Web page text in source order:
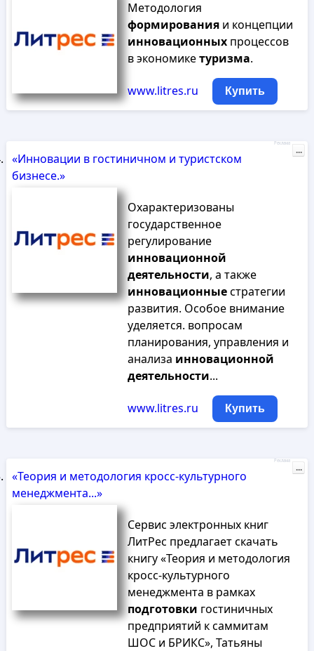
Методология
формированияи концепции
инновационныхпроцессов
в экономикетуризма.
www.litres.ru Купить
«Инновации в гостиничном и туристском
бизнесе.»
Охарактеризованы
государственное
регулирование
инновационной
деятельности, а также
инновационныестратегии
развития. Особое внимание
уделяется. вопросам
планирования, управления и
анализа инновационной
деятельности...
www.litres.ru Купить
Реклама
...
«Теория и методология кросс-культурного
менеджмента...»
Сервис электронных книг
ЛитРес предлагает скачать
книгу «Теория и методология
кросс-культурного
менеджмента в рамках
подготовки гостиничных
предприятий к саммитам
ШОС и БРИКС», Татьяны
Реклама
...